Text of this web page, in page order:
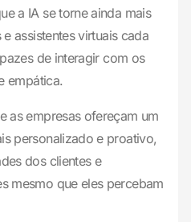
a IA se torne ainda mais
assistentes virtuais cada
de interagir com os
empática.
as empresas ofereçam um
personalizado e proativo,
dos clientes e
mesmo que eles percebam